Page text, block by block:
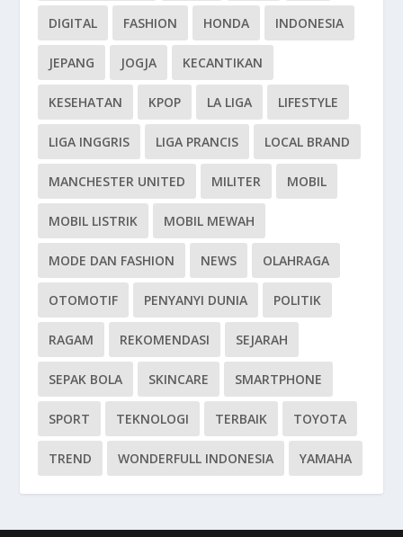
DIGITAL FASHION HONDA INDONESIA
JEPANG JOGJA KECANTIKAN
KESEHATAN KPOP LA LIGA LIFESTYLE
LIGA INGGRIS LIGA PRANCIS LOCAL BRAND
MANCHESTER UNITED MILITER MOBIL
MOBIL LISTRIK MOBIL MEWAH
MODE DAN FASHION NEWS OLAHRAGA
OTOMOTIF PENYANYI DUNIA POLITIK
RAGAM REKOMENDASI SEJARAH
SEPAK BOLA SKINCARE SMARTPHONE
SPORT TEKNOLOGI TERBAIK TOYOTA
TREND WONDERFULL INDONESIA YAMAHA